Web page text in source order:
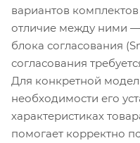
вариантов
отличие между ними —
блока согласования
согласования
Для конкретной
необходимости его
характеристиках
помогает корректно